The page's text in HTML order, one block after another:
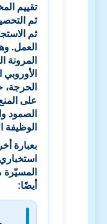
تقييم
ثم
ثم
العمل.
المرونة
الحرجة،
على
الصمود
الوظيفة
بعبارة
أيضًا: